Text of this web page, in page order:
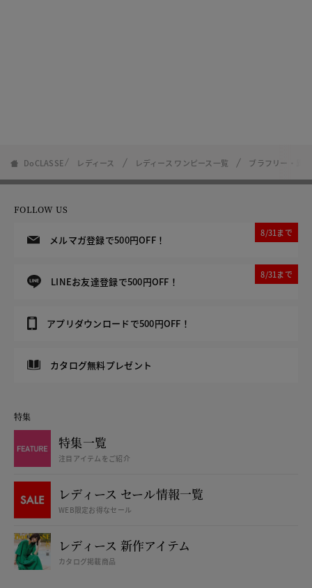
DoCLASSE レディース レディース ワンピース一覧 ブラフリー・異
FOLLOW US
メルマガ登録で500円OFF！
8/31まで
LINEお友達登録で500円OFF！
8/31まで
アプリダウンロードで500円OFF！
カタログ無料プレゼント
特集
特集一覧
注目アイテムをご紹介
レディース セール情報一覧
WEB限定お得なセール
レディース 新作アイテム
カタログ掲載商品